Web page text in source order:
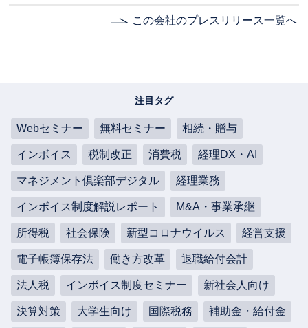
この会社のプレスリリース一覧へ
注目タグ
Webセミナー 無料セミナー 相続・贈与
インボイス 税制改正 消費税 経理DX・AI
マネジメント倶楽部デジタル 経理業務
インボイス制度解説レポート M&A・事業承継
所得税 社会保険 新型コロナウイルス 経営支援
電子帳簿保存法 働き方改革 退職給付会計
法人税 インボイス制度セミナー 新社会人向け
決算対策 大学生向け 国際税務 補助金・給付金